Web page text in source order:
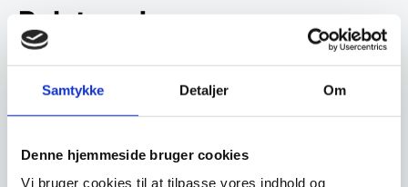
Samtykke Detaljer Om
Denne hjemmeside bruger cookies
Vi bruger cookies til at tilpasse vores indhold og
Relaterede varer